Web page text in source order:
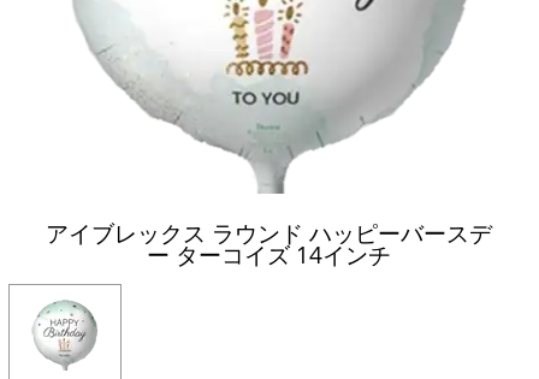
アイブレックス ラウンド ハッピーバースデ
ー ターコイズ 14インチ